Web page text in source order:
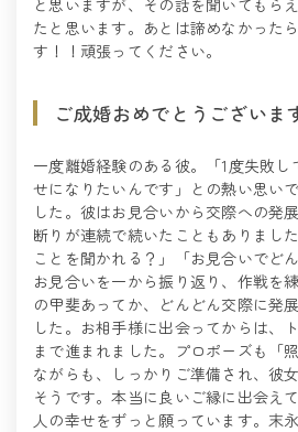
と思いますが、その話を聞いてもら
たと思います。あとは諦めなかった
す！！頑張ってください。
ご成婚おめでとうございま
一度離婚経験のある彼。「1度失敗
せになりたいんです」との熱い思い
した。彼はお見合いから交際への発
断りが連続で続いたこともありまし
ことを聞かれる？」「お見合いでど
お見合いを一から振り返り、作戦を
の甲斐あってか、どんどん交際に発
した。お相手様に出会ってからは、
まで進まれました。プロポーズも「
ながらも、しっかりご準備され、彼
そうです。本当に良いご縁に出会え
人の幸せをずっと願っています。末